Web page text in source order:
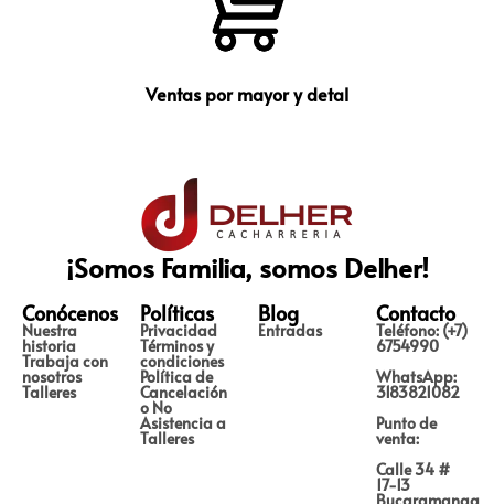
Ventas por mayor y detal
¡Somos Familia, somos Delher!
Conócenos
Nuestra
historia
Trabaja con
nosotros
Talleres
Políticas
Privacidad
Términos y
condiciones
Política de
Cancelación
o No
Asistencia a
Talleres
Blog
Entradas
Contacto
Teléfono: (+7)
6754990
WhatsApp:
3183821082
Punto de
venta:
Calle 34 #
17-13
Bucaramanga